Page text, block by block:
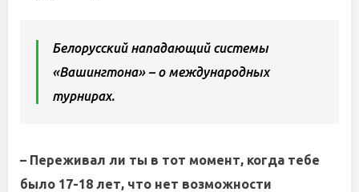
Белорусский нападающий системы
«Вашингтона» – о международных
турнирах.
– Переживал ли ты в тот момент, когда тебе
было 17-18 лет, что нет возможности